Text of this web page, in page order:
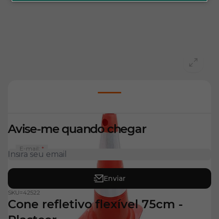
SKU=42522
Cone refletivo flexível 75cm -
Avise-me quando chegar
E-mail:
Enviar